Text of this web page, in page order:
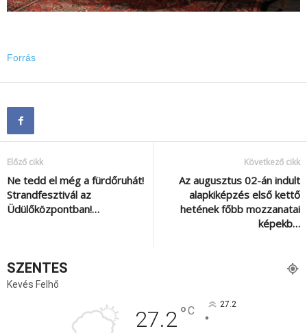
Forrás
Előző cikk
Ne tedd el még a fürdőruhát!
Strandfesztivál az
Üdülőközpontban!…
Következő cikk
Az augusztus 02-án indult
alapkiképzés első kettő
hetének főbb mozzanatai
képekb…
SZENTES
Kevés Felhő
27.2°C 27.2
°